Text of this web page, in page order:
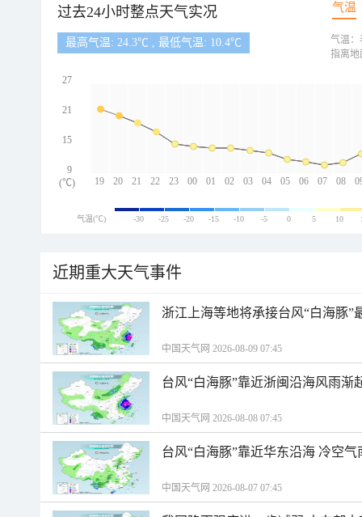
过去24小时整点天气实况 气温
最高气温: 24.3℃ , 最低气温: 10.4℃
19 20 21 22 23 00 01 02 03 04 05 06 07 08
27
21
15
9
(℃)
气温：
指离地
气温(℃) -30 -25 -20 -15 -10 -5 0 5 10
近期重大天气事件
浙江上海等地将承接台风“白海豚”
中国天气网 2026-08-09 07:45
台风“白海豚”靠近浙闽沿海风雨渐
中国天气网 2026-08-08 07:45
台风“白海豚”靠近华东沿海 冷空
中国天气网 2026-08-07 07:45